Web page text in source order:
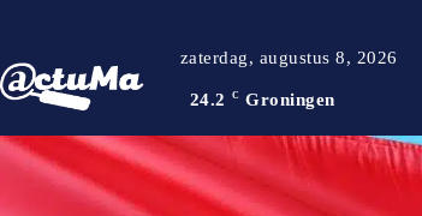
zaterdag, augustus 8, 2026
24.2 C Groningen